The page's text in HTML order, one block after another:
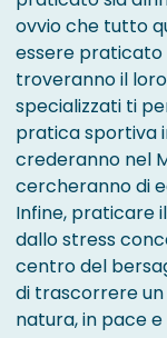
ovvio che tutto
essere praticato
troveranno il
specializzati ti
pratica sportiva
crederanno nel
cercheranno di
Infine, praticare
dallo stress
centro del
di trascorrere
natura, in pace